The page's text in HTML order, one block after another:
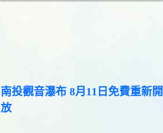
南投觀音瀑布 8月11日免費重新開
放